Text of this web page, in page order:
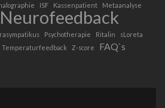
ISF Kassenpatient Metaanalyse
Neurofeedback
Psychotherapie Ritalin
sLoreta
Temperaturfeedback Z-score FAQ`s